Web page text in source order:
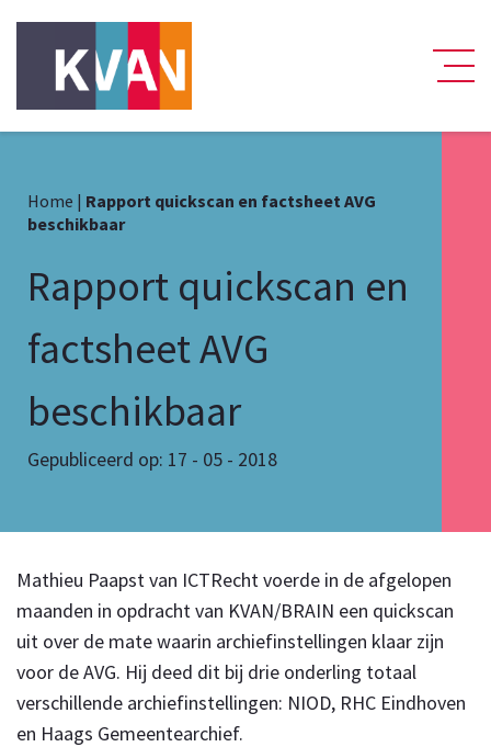
Home | Rapport quickscan en factsheet AVG
beschikbaar
Rapport quickscan en
factsheet AVG
beschikbaar
Gepubliceerd op: 17 - 05 - 2018
Mathieu Paapst van ICTRecht voerde in de afgelopen
maanden in opdracht van KVAN/BRAIN een quickscan
uit over de mate waarin archiefinstellingen klaar zijn
voor de AVG. Hij deed dit bij drie onderling totaal
verschillende archiefinstellingen: NIOD, RHC Eindhoven
en Haags Gemeentearchief.